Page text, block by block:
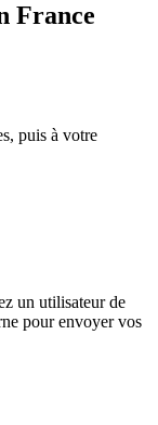
France
puis à votre
un utilisateur de
pour envoyer vos